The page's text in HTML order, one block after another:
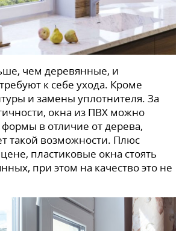
чем деревянные, и
к себе ухода. Кроме
и замены уплотнителя. За
окна из ПВХ можно
в отличие от дерева,
такой возможности. Плюс
пластиковые окна стоять
при этом на качество это не